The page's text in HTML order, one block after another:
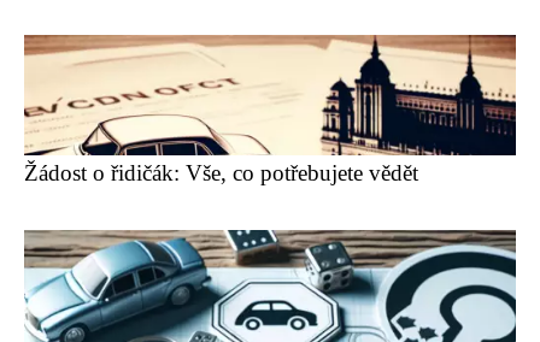
Žádost o řidičák: Vše, co potřebujete vědět